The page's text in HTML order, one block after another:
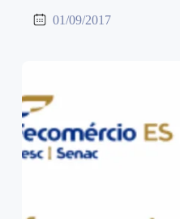
01/09/2017